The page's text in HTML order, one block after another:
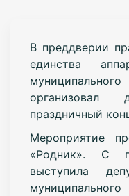
В преддверии
единства
праздничный
Мероприятие
«Родник». С
выступила